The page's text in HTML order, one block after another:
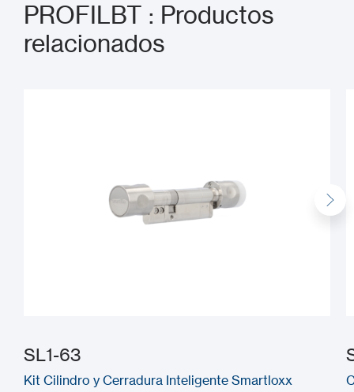
PROFILBT : Productos
relacionados
SL1-63
Kit Cilindro y Cerradura Inteligente Smartloxx